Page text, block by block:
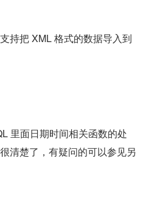
持把 XML 格式的数据导入到
里面日期时间相关函数的处
清楚了，有疑问的可以参见另